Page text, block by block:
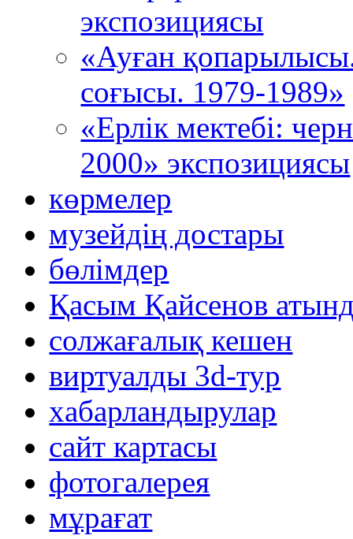
экспозициясы
«Ауған
соғысы. 1979-1989»
«Ерлік мектебі:
2000» экспозициясы
көрмелер
музейдің достары
бөлімдер
Қасым Қайсенов
солжағалық кешен
виртуалды 3d-тур
xабарландырулар
сайт картасы
фотогалерея
мұрағат